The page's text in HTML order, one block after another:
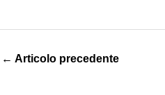
← Articolo precedente